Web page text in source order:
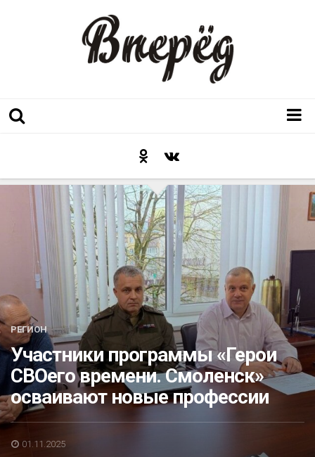
Послесловие к празднику
Факт
Неожиданный ракурс
Контакты
Люди родного края
Акция
К 70-летию районного Дома культуры
Конкурс
Люди родного края
РЕГИОН
Участники программы «Герои
СВОего времени. Смоленск»
осваивают новые профессии
01.11.2025